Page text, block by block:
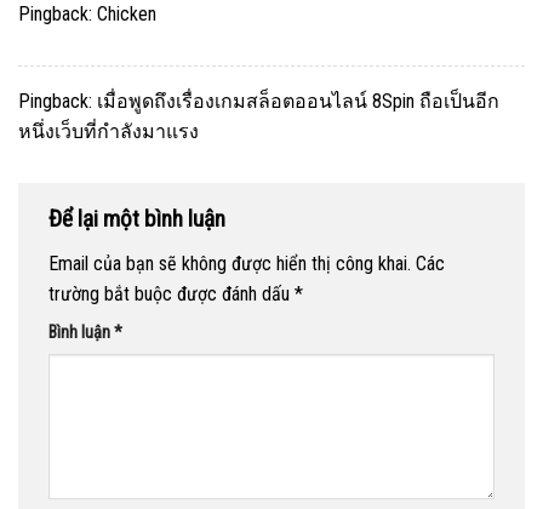
Pingback: Chicken
Pingback: เมื่อพูดถึงเรื่องเกมสล็อตออนไลน์ 8Spin ถือเป็นอีก
หนึ่งเว็บที่กำลังมาแรง
Để lại một bình luận
Email của bạn sẽ không được hiển thị công khai. Các
trường bắt buộc được đánh dấu *
Bình luận*